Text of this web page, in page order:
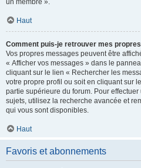
un membre ».
Haut
Comment puis-je retrouver mes
Vos propres messages peuvent être
« Afficher vos messages » dans le
cliquant sur le lien « Rechercher les
votre propre profil ou soit en cliquant sur
partie supérieure du forum. Pour
sujets, utilisez la recherche avancée et
qui vous sont disponibles.
Haut
Favoris et abonnements